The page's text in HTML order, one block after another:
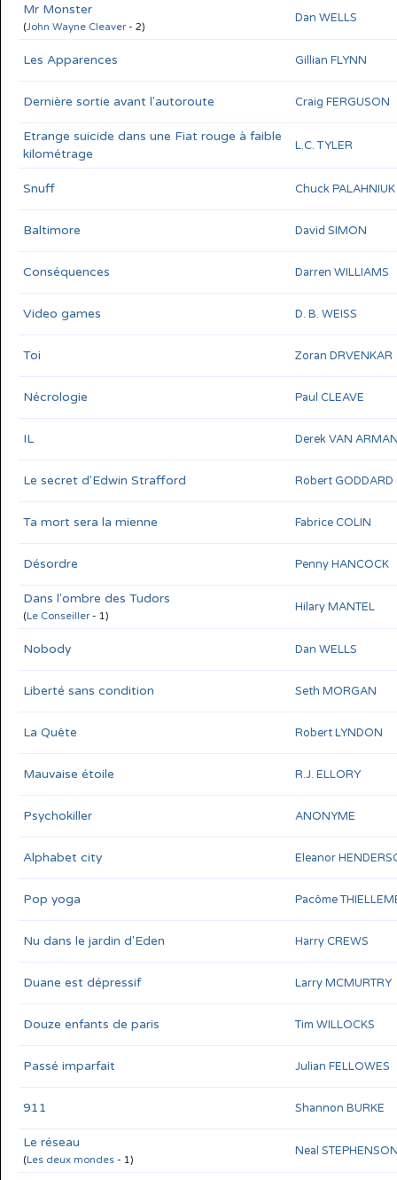
Mr Monster
(John Wayne Cleaver- 2)
Dan WELLS
Les Apparences Gillian FLYNN
Dernière sortie avant l'autoroute Craig FERGUSON
Etrange suicide dans une Fiat rouge à faible
kilométrage
L.C. TYLER
Snuff Chuck PALAHNIUK
Baltimore David SIMON
Conséquences Darren WILLIAMS
Video games D. B. WEISS
Toi Zoran DRVENKAR
Nécrologie Paul CLEAVE
IL Derek VAN
Le secret d'Edwin Strafford Robert GODDARD
Ta mort sera la mienne Fabrice COLIN
Désordre Penny HANCOCK
Dans l'ombre des Tudors
(Le Conseiller- 1)
Hilary MANTEL
Nobody Dan WELLS
Liberté sans condition Seth MORGAN
La Quête Robert LYNDON
Mauvaise étoile R.J. ELLORY
Psychokiller ANONYME
Alphabet city Eleanor
Pop yoga Pacôme
Nu dans le jardin d'Eden Harry CREWS
Duane est dépressif Larry MCMURTRY
Douze enfants de paris Tim WILLOCKS
Passé imparfait Julian FELLOWES
911 Shannon BURKE
Le réseau
(Les deux mondes - 1)
Neal